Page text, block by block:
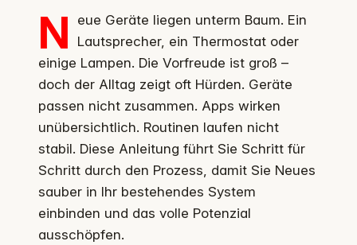
N
eue Geräte liegen unterm Baum. Ein
Lautsprecher, ein Thermostat oder
einige Lampen. Die Vorfreude ist groß –
doch der Alltag zeigt oft Hürden. Geräte
passen nicht zusammen. Apps wirken
unübersichtlich. Routinen laufen nicht
stabil. Diese Anleitung führt Sie Schritt für
Schritt durch den Prozess, damit Sie Neues
sauber in Ihr bestehendes System
einbinden und das volle Potenzial
ausschöpfen.